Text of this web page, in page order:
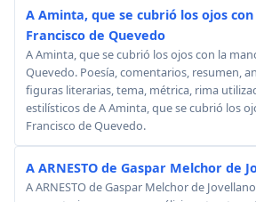
A Aminta, que se cubrió los ojos
Francisco de Quevedo
A Aminta, que se cubrió los ojos con la
Quevedo. Poesía, comentarios, resumen,
figuras literarias, tema, métrica, rima
estilísticos de A Aminta, que se cubrió los
Francisco de Quevedo.
A ARNESTO de Gaspar Melchor de
A ARNESTO de Gaspar Melchor de